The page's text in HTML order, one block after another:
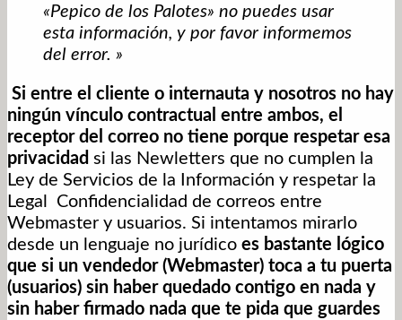
«Pepico de los Palotes» no puedes usar
esta información, y por favor informemos
del error. »
Si entre el cliente o internauta y nosotros no hay
ningún vínculo contractual entre ambos, el
receptor del correo no tiene porque respetar esa
privacidad si las Newletters que no cumplen la
Ley de Servicios de la Información y respetar la
Legal Confidencialidad de correos entre
Webmaster y usuarios. Si intentamos mirarlo
desde un lenguaje no jurídico es bastante lógico
que si un vendedor (Webmaster) toca a tu puerta
(usuarios) sin haber quedado contigo en nada y
sin haber firmado nada que te pida que guardes